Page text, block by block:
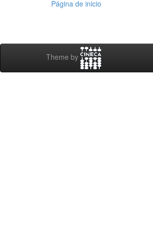
Página de inicio
Theme by